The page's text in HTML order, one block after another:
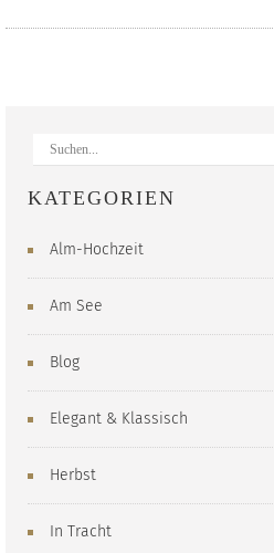
KATEGORIEN
Alm-Hochzeit
Am See
Blog
Elegant & Klassisch
Herbst
In Tracht